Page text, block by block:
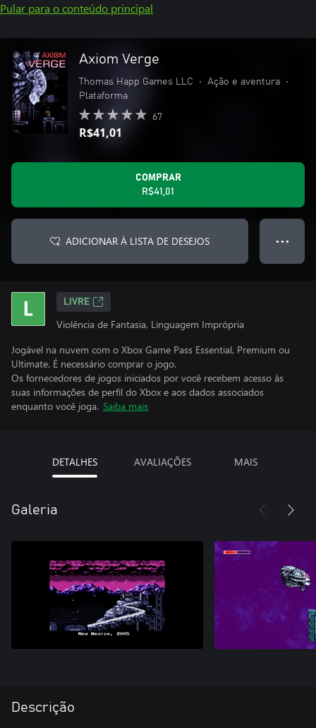
Pular para o conteúdo principal
Axiom Verge
Thomas Happ Games LLC • Ação e aventura
•
Plataforma
67
R$41,01
COMPRAR
R$41,01
ADICIONAR À LISTA DE DESEJOS ● ● ●
LIVRE
Violência de Fantasia, Linguagem Imprópria
Jogável na nuvem com o Xbox Game Pass Essential, Premium ou
Ultimate. É necessário comprar o jogo.
Os fornecedores de jogos iniciados por você recebem acesso às
suas informações de perfil do Xbox e aos dados associados
enquanto você joga. Saiba mais
DETALHES AVALIAÇÕES MAIS
Galeria
Descrição